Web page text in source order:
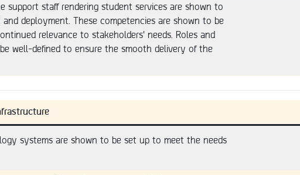
support staff rendering student services are shown to
deployment. These competencies are shown to be
relevance to stakeholders’ needs. Roles and
well-defined to ensure the smooth delivery of the
systems are shown to be set up to meet the needs